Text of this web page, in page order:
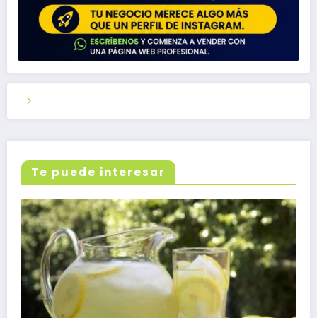
Te puede interesar